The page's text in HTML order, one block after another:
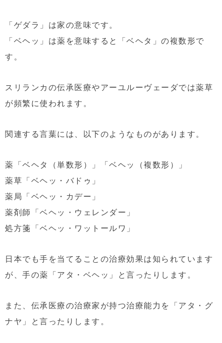
「ゲダラ」は家の意味です。
「ベヘッ」は薬を意味すると「ベヘタ」の複数形で
す。
スリランカの伝承医療やアーユルーヴェーダでは薬草
が頻繁に使われます。
関連する言葉には、以下のようなものがあります。
薬「ベヘタ（単数形）」「ベヘッ（複数形）」
薬草「ベヘッ・バドゥ」
薬局「ベヘッ・カデー」
薬剤師「ベヘッ・ウェレンダー」
処方箋「ベヘッ・ワットールワ」
日本でも手を当てることの治療効果は知られています
が、手の薬「アタ・ベヘッ」と言ったりします。
また、伝承医療の治療家が持つ治療能力を「アタ・グ
ナヤ」と言ったりします。